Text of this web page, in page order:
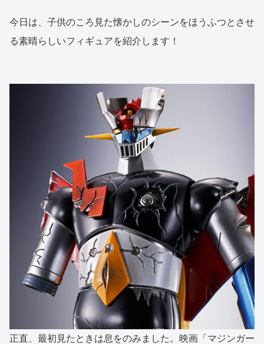
今日は、子供のころ見た懐かしのシーンをほうふつとさせ
る素晴らしいフィギュアを紹介します！
正直、最初見たときは息をのみました。映画「マジンガー